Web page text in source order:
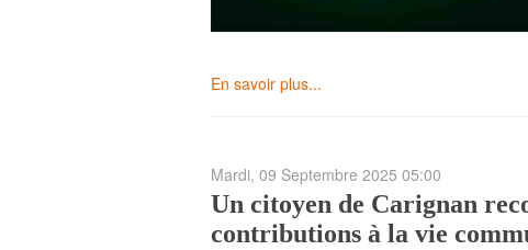
En savoir plus...
Mardi, 09 Septembre 2025 05:00
Un citoyen de Carignan
contributions à la vie